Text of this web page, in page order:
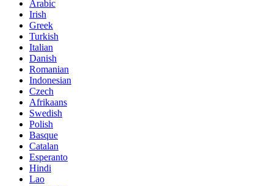
Arabic
Irish
Greek
Turkish
Italian
Danish
Romanian
Indonesian
Czech
Afrikaans
Swedish
Polish
Basque
Catalan
Esperanto
Hindi
Lao